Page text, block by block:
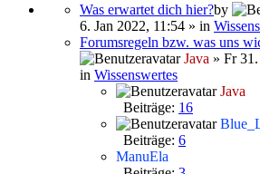
Was erwartet dich hier?by
6. Jan 2022, 11:54 » in
Forumsregeln bzw. was uns
Java » Fr
in Wissenswertes
Java
Beiträge: 16
Beiträge: 6
ManuEla